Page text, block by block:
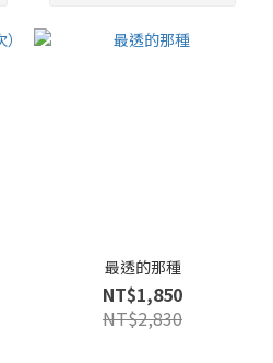
最透的那種
NT$1,850
NT$2,830